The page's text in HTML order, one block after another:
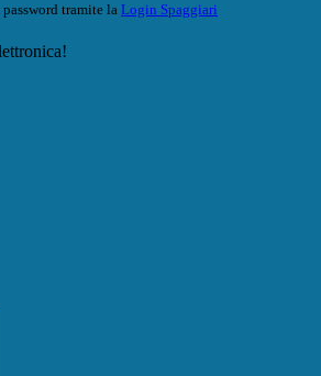
tramite la Login Spaggiari